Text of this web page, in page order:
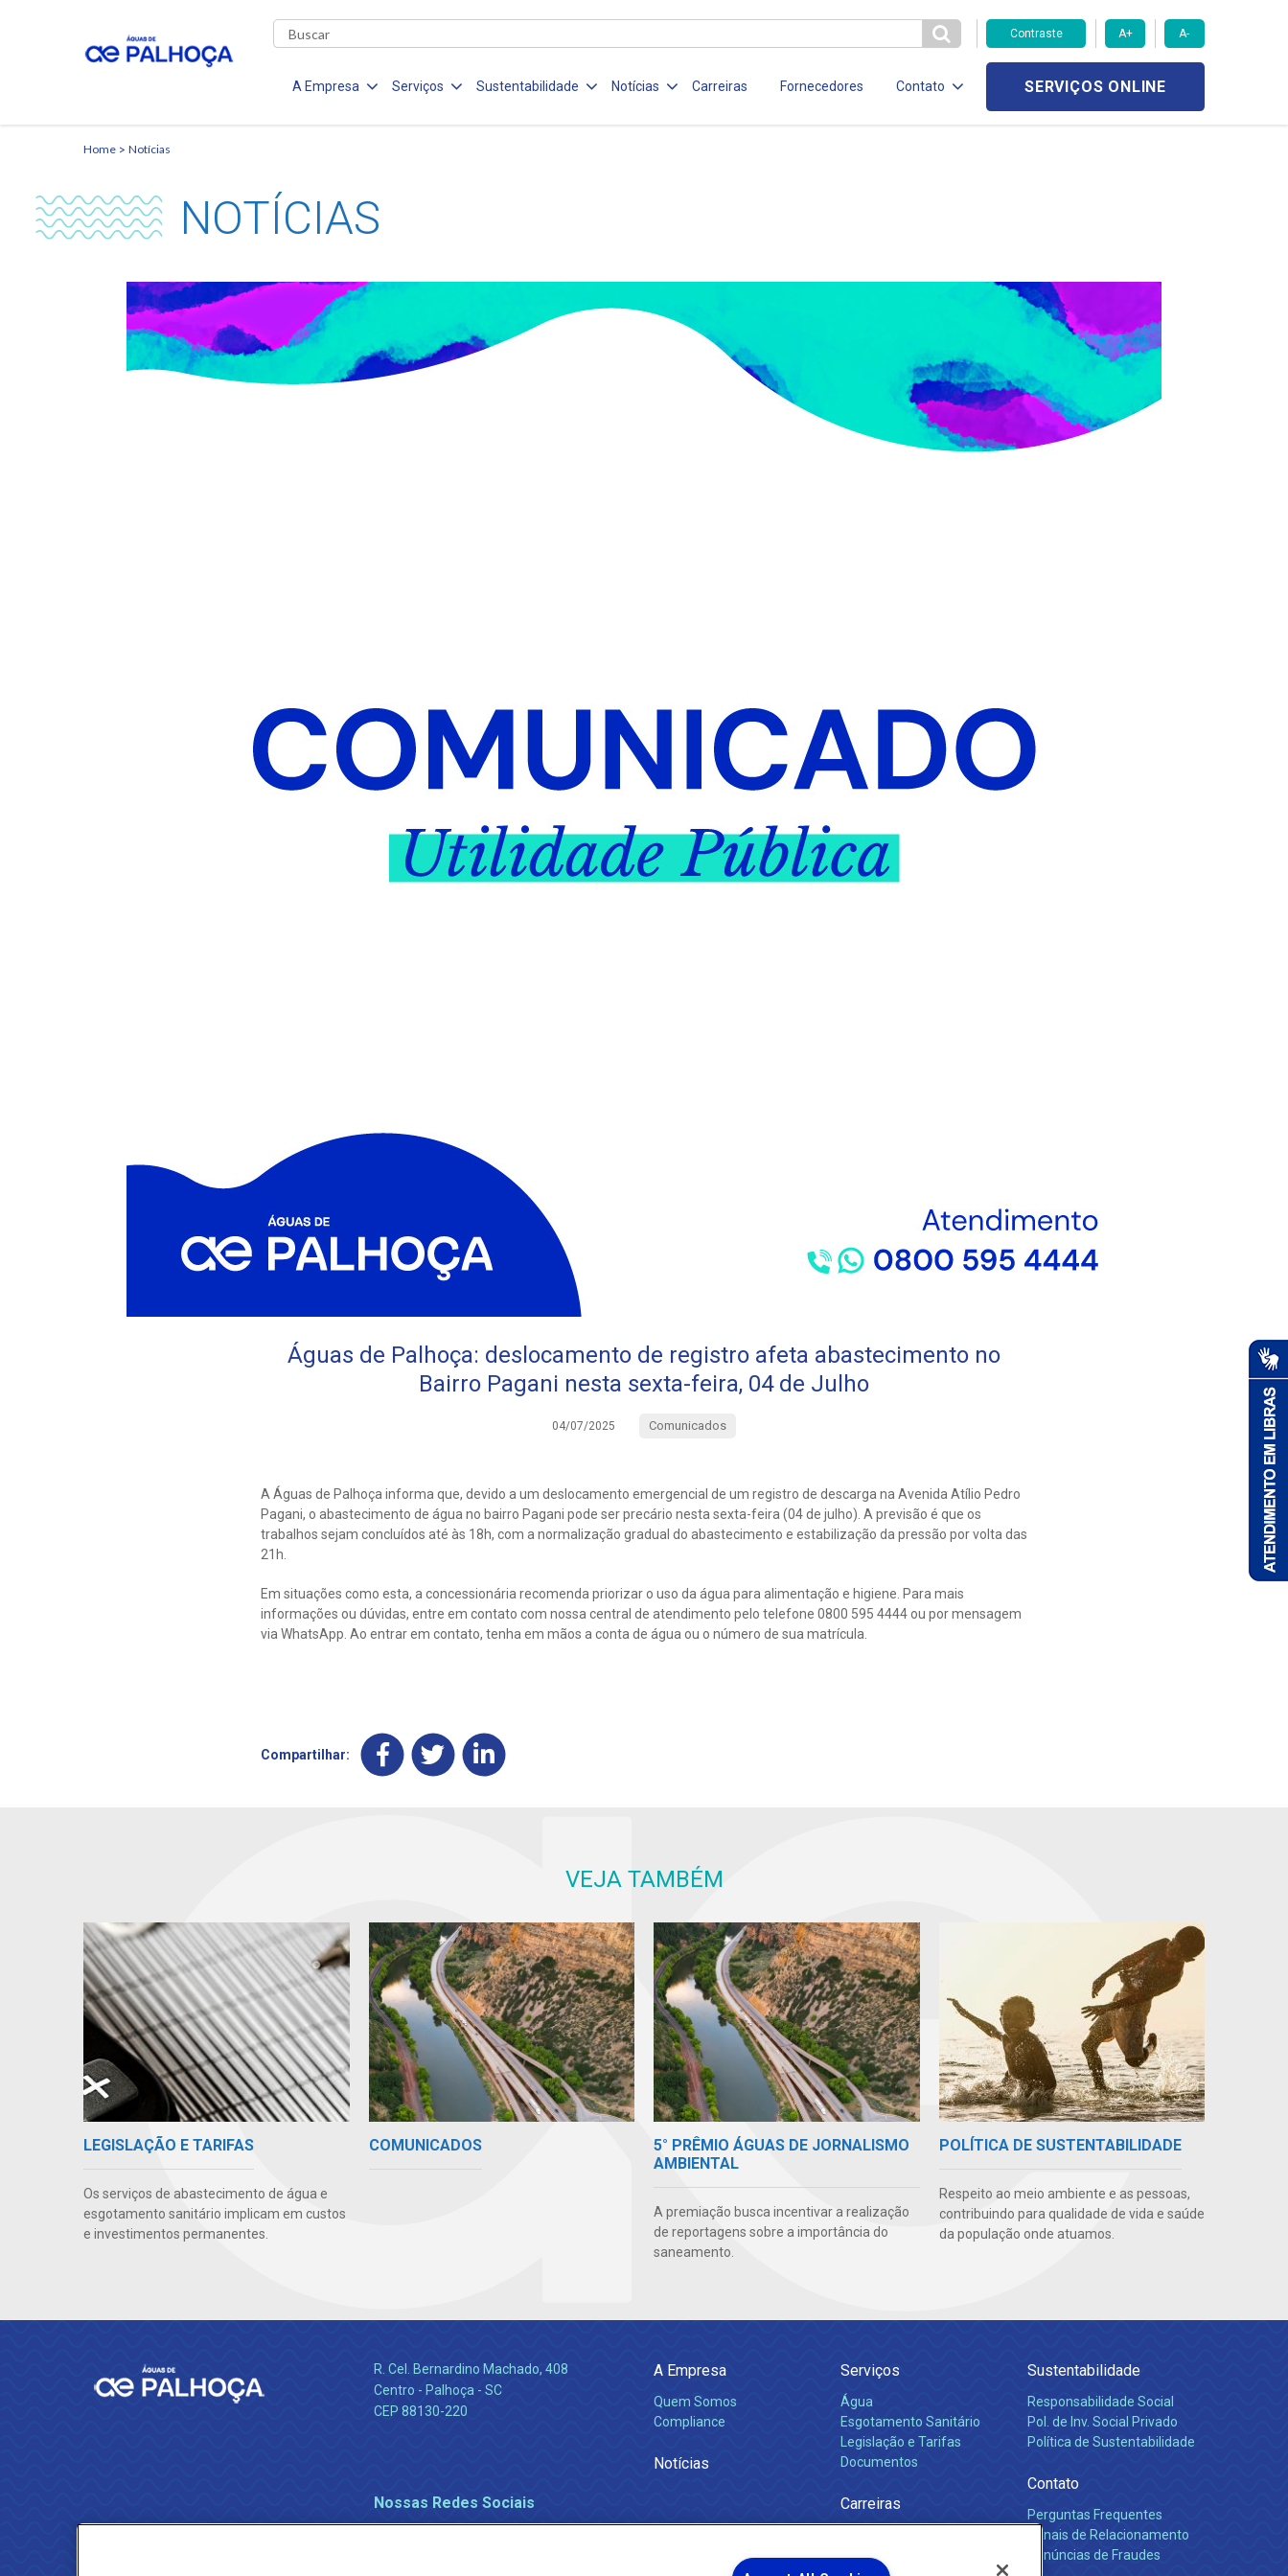
Contraste A+ A-
A Empresa Serviços Sustentabilidade Notícias Carreiras Fornecedores Contato SERVIÇOS ONLINE
Home Notícias
NOTÍCIAS
Águas de Palhoça: deslocamento de registro afeta abastecimento no
Bairro Pagani nesta sexta-feira, 04 de Julho
04/07/2025 Comunicados
A Águas de Palhoça informa que, devido a um deslocamento emergencial de um registro de descarga na Avenida Atílio Pedro
Pagani, o abastecimento de água no bairro Pagani pode ser precário nesta sexta-feira (04 de julho). A previsão é que os
trabalhos sejam concluídos até às 18h, com a normalização gradual do abastecimento e estabilização da pressão por volta das
21h.
Em situações como esta, a concessionária recomenda priorizar o uso da água para alimentação e higiene. Para mais
informações ou dúvidas, entre em contato com nossa central de atendimento pelo telefone 0800 595 4444 ou por mensagem
via WhatsApp. Ao entrar em contato, tenha em mãos a conta de água ou o número de sua matrícula.
Compartilhar:
VEJA TAMBÉM
LEGISLAÇÃO E TARIFAS
Os serviços de abastecimento de água e
esgotamento sanitário implicam em custos
e investimentos permanentes.
COMUNICADOS
5° PRÊMIO ÁGUAS DE JORNALISMO
AMBIENTAL
A premiação busca incentivar a realização
de reportagens sobre a importância do
saneamento.
POLÍTICA DE SUSTENTABILIDADE
Respeito ao meio ambiente e as pessoas,
contribuindo para qualidade de vida e saúde
da população onde atuamos.
R. Cel. Bernardino Machado, 408
Centro - Palhoça - SC
CEP 88130-220
Nossas Redes Sociais
A Empresa
Quem Somos
Compliance
Notícias
Serviços
Água
Esgotamento Sanitário
Legislação e Tarifas
Documentos
Carreiras
Sustentabilidade
Responsabilidade Social
Pol. de Inv. Social Privado
Política de Sustentabilidade
Contato
Perguntas Frequentes
Canais de Relacionamento
Denúncias de Fraudes